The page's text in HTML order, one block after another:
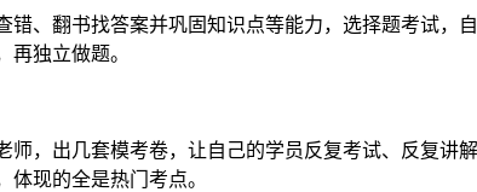
、翻书找答案并巩固知识点等能力，选择题考试，
独立做题。
，出几套模考卷，让自己的学员反复考试、反复讲
现的全是热门考点。